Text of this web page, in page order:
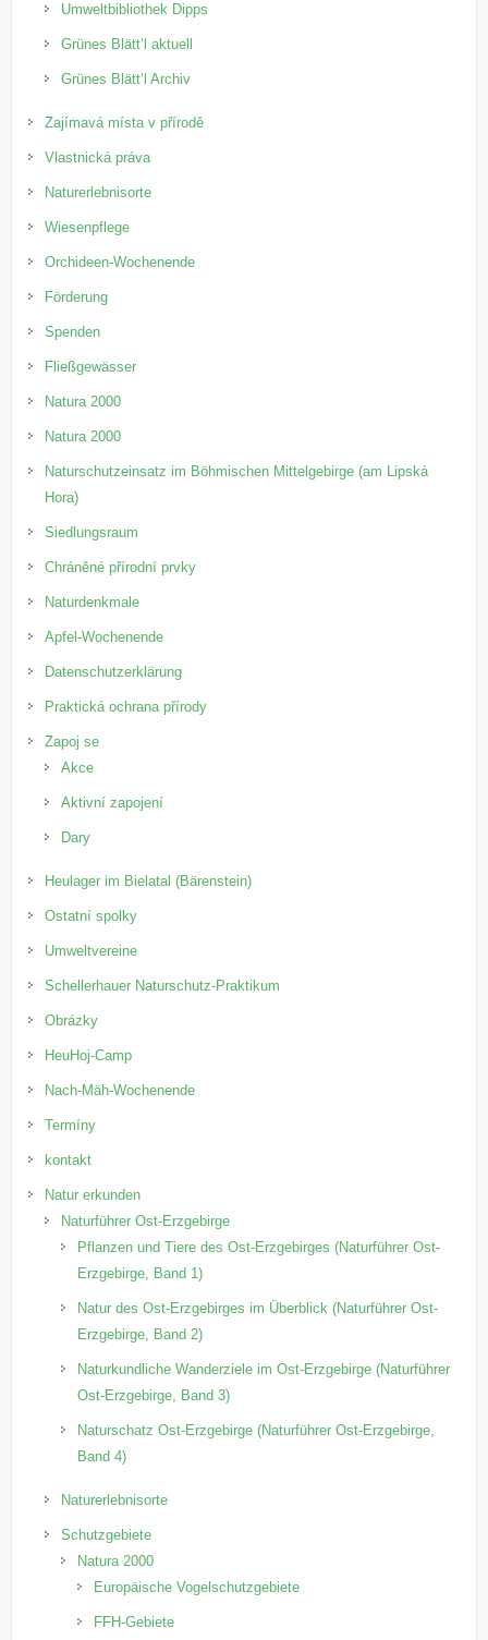
Umweltbibliothek Dipps
Grünes Blätt’l aktuell
Grünes Blätt’l Archiv
Zajímavá místa v přírodě
Vlastnická práva
Naturerlebnisorte
Wiesenpflege
Orchideen-Wochenende
Förderung
Spenden
Fließgewässer
Natura 2000
Natura 2000
Naturschutzeinsatz im Böhmischen Mittelgebirge (am Lipská
Hora)
Siedlungsraum
Chráněné přírodní prvky
Naturdenkmale
Apfel-Wochenende
Datenschutzerklärung
Praktická ochrana přírody
Zapoj se
Akce
Aktivní zapojení
Dary
Heulager im Bielatal (Bärenstein)
Ostatní spolky
Umweltvereine
Schellerhauer Naturschutz-Praktikum
Obrázky
HeuHoj-Camp
Nach-Mäh-Wochenende
Termíny
kontakt
Natur erkunden
Naturführer Ost-Erzgebirge
Pflanzen und Tiere des Ost-Erzgebirges (Naturführer Ost-
Erzgebirge, Band 1)
Natur des Ost-Erzgebirges im Überblick (Naturführer Ost-
Erzgebirge, Band 2)
Naturkundliche Wanderziele im Ost-Erzgebirge (Naturführer
Ost-Erzgebirge, Band 3)
Naturschatz Ost-Erzgebirge (Naturführer Ost-Erzgebirge,
Band 4)
Naturerlebnisorte
Schutzgebiete
Natura 2000
Europäische Vogelschutzgebiete
FFH-Gebiete